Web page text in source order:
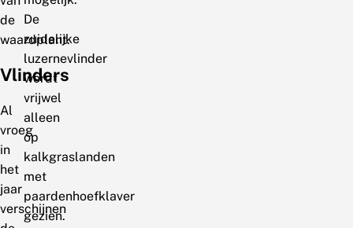
de
waardplant.
Vlinders
Al
vroeg
in
het
jaar
verschijnen
De
zuidelijke
luzernevlinder
wordt
vrijwel
alleen
op
kalkgraslanden
met
paardenhoefklaver
gezien.